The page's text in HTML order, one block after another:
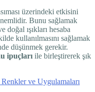
üzerindeki etkisini
Bunu sağlamak
doğal ışıkları hesaba
kullanılmasını sağlamak
düşünmek gerekir.
ipuçları ile birleştirerek şık
ve Uygulamaları